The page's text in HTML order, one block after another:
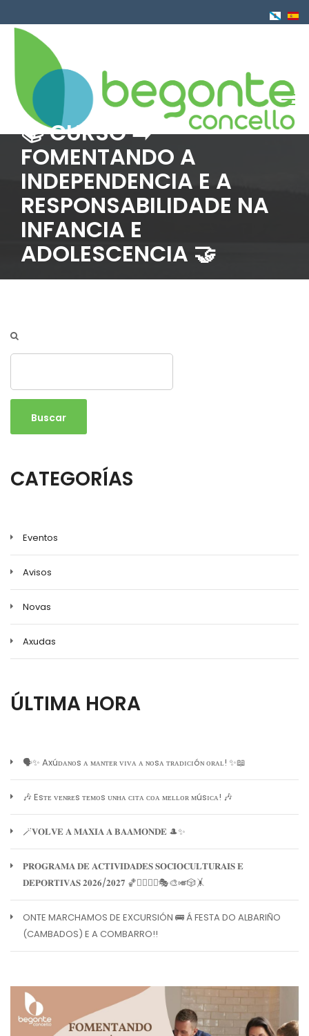
o
📚 CURSO ➡️
FOMENTANDO A
INDEPENDENCIA E A
RESPONSABILIDADE NA
INFANCIA E
ADOLESCENCIA 🤝
CATEGORÍAS
Eventos
Avisos
Novas
Axudas
ÚLTIMA HORA
🗣️✨ Axúᴅᴀɴᴏs ᴀ ᴍᴀɴᴛᴇʀ ᴠɪᴠᴀ ᴀ ɴᴏsᴀ ᴛʀᴀᴅɪᴄɪóɴ ᴏʀᴀʟ! ✨📖
🎶 Esᴛᴇ ᴠᴇɴʀᴇs ᴛᴇᴍᴏs ᴜɴʜᴀ ᴄɪᴛᴀ ᴄᴏᴀ ᴍᴇʟʟᴏʀ ᴍúsɪᴄᴀ! 🎶
🪄𝐕𝐎𝐋𝐕𝐄 𝐀 𝐌𝐀𝐗𝐈𝐀 𝐀 𝐁𝐀𝐀𝐌𝐎𝐍𝐃𝐄 🎩✨
𝐏𝐑𝐎𝐆𝐑𝐀𝐌𝐀 𝐃𝐄 𝐀𝐂𝐓𝐈𝐕𝐈𝐃𝐀𝐃𝐄𝐒 𝐒𝐎𝐂𝐈𝐎𝐂𝐔𝐋𝐓𝐔𝐑𝐀𝐈𝐒 𝐄
𝐃𝐄𝐏𝐎𝐑𝐓𝐈𝐕𝐀𝐒 𝟐𝟎𝟐𝟔/𝟐𝟎𝟐𝟕 🏀🏊‍♀️🧘‍♀️🎭🎨🎺🎲🤸
ONTE MARCHAMOS DE EXCURSIÓN 🚌 Á FESTA DO ALBARIÑO
(CAMBADOS) E A COMBARRO!!